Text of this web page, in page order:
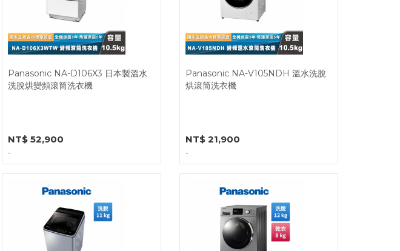
Panasonic NA-D106X3 日本製溫水
洗脫烘變頻滾筒洗衣機
NT$ 52,900
-
Panasonic NA-V105NDH 溫水洗脫
烘滾筒洗衣機
NT$ 21,900
-